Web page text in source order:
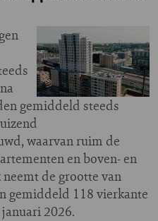
gemiddeld steeds
waarvan ruim de
en boven- en
de grootte van
gemiddeld 118 vierkante
2026.